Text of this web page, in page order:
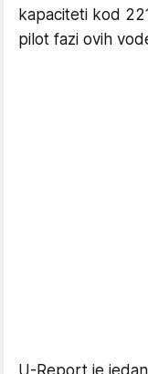
kapaciteti kod
pilot fazi ovih
U-Report je